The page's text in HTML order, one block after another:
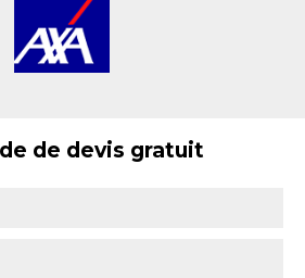
de devis gratuit